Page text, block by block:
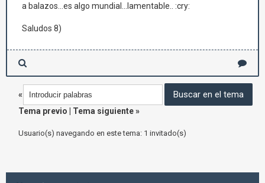
a balazos...es algo mundial...lamentable.. :cry:
Saludos 8)
«
Tema previo
Tema siguiente»
Usuario(s) navegando en este tema: 1 invitado(s)